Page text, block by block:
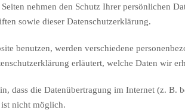
nehmen den Schutz Ihrer persönlichen
sowie dieser Datenschutzerklärung.
benutzen, werden verschiedene
erläutert, welche Daten wir
dass die Datenübertragung im Internet (z.
nicht möglich.